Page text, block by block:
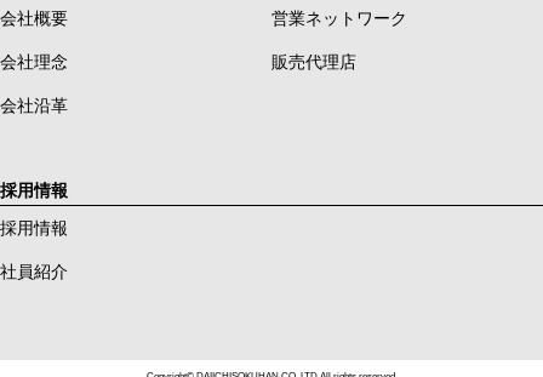
会社概要 営業ネットワーク
会社理念 販売代理店
会社沿革
採用情報
採用情報
社員紹介